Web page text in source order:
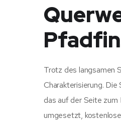
Trotz des langsamen
Charakterisierung.
das auf der Seite zum
umgesetzt,